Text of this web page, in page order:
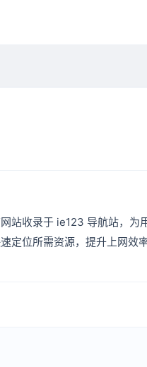
站收录于 ie123 导航站，为
定位所需资源，提升上网效